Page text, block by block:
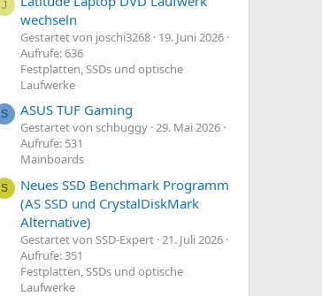
J
wechseln
Gestartet von joschi3268 19. Juni 2026
Aufrufe: 636
Festplatten, SSDs und optische
Laufwerke
S ASUS TUF Gaming
Gestartet von schbuggy 29. Mai 2026
Aufrufe: 531
Mainboards
S
Neues SSD Benchmark Programm
(AS SSD und CrystalDiskMark
Alternative)
Gestartet von SSD-Expert 21. Juli 2026
Aufrufe: 351
Festplatten, SSDs und optische
Laufwerke